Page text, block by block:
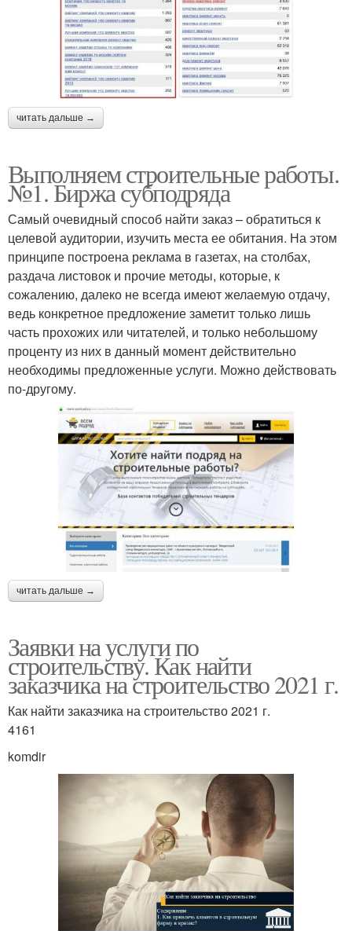
читать дальше →
Выполняем строительные работы.
№1. Биржа субподряда
Самый очевидный способ найти заказ – обратиться к
целевой аудитории, изучить места ее обитания. На этом
принципе построена реклама в газетах, на столбах,
раздача листовок и прочие методы, которые, к
сожалению, далеко не всегда имеют желаемую отдачу,
ведь конкретное предложение заметит только лишь
часть прохожих или читателей, и только небольшому
проценту из них в данный момент действительно
необходимы предложенные услуги. Можно действовать
по-другому.
читать дальше →
Заявки на услуги по
строительству. Как найти
заказчика на строительство 2021 г.
Как найти заказчика на строительство 2021 г.
4161
komdir